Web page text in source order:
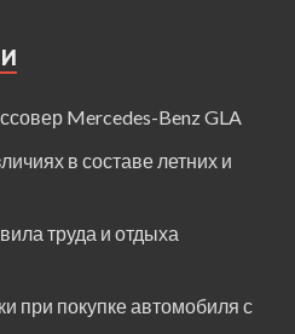
Mercedes-Benz GLA
в составе летних и
труда и отдыха
при покупке автомобиля с